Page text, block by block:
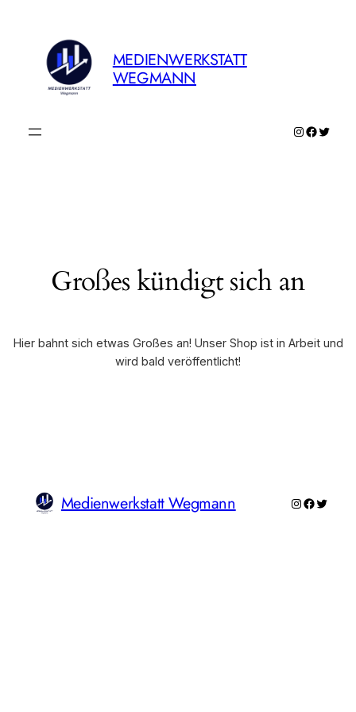
MEDIENWERKSTATT
WEGMANN
Instagram
Großes kündigt sich an
Hier bahnt sich etwas Großes an! Unser Shop ist in Arbeit und
wird bald veröffentlicht!
Medienwerkstatt Wegmann Instagram